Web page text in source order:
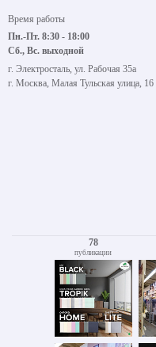
Время работы
Пн.-Пт. 8:30 - 18:00
Сб., Вс. выходной
г. Электросталь, ул. Рабочая 35а
г. Москва, Малая Тульская улица, 16
78
публикации